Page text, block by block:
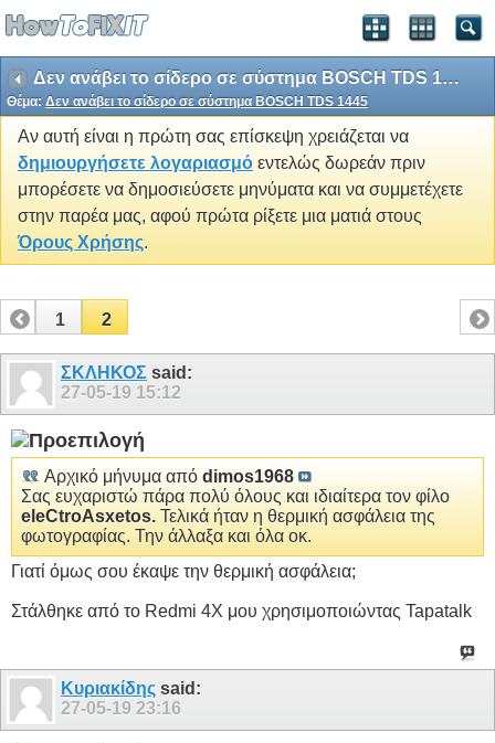
Δεν ανάβει το σίδερο σε σύστημα BOSCH TDS 1445
Θέμα: Δεν ανάβει το σίδερο σε σύστημα BOSCH TDS 1445
Αν αυτή είναι η πρώτη σας επίσκεψη χρειάζεται να
δημιουργήσετε λογαριασμό εντελώς δωρεάν πριν
μπορέσετε να δημοσιεύσετε μηνύματα και να συμμετέχετε
στην παρέα μας, αφού πρώτα ρίξετε μια ματιά στους
Όρους Χρήσης.
1 2
ΣΚΛΗΚΟΣ said:
27-05-19 15:12
Αρχικό μήνυμα από dimos1968
Σας ευχαριστώ πάρα πολύ όλους και ιδιαίτερα τον φίλο
eleCtroAsxetos. Τελικά ήταν η θερμική ασφάλεια της
φωτογραφίας. Την άλλαξα και όλα οκ.
Γιατί όμως σου έκαψε την θερμική ασφάλεια;
Στάλθηκε από το Redmi 4X μου χρησιμοποιώντας Tapatalk
Κυριακίδης said:
27-05-19 23:16